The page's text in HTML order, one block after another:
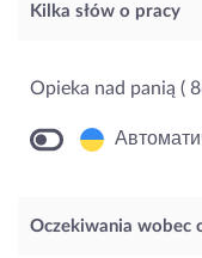
Kilka słów o pracy
Opieka nad panią (
Oczekiwania wobec